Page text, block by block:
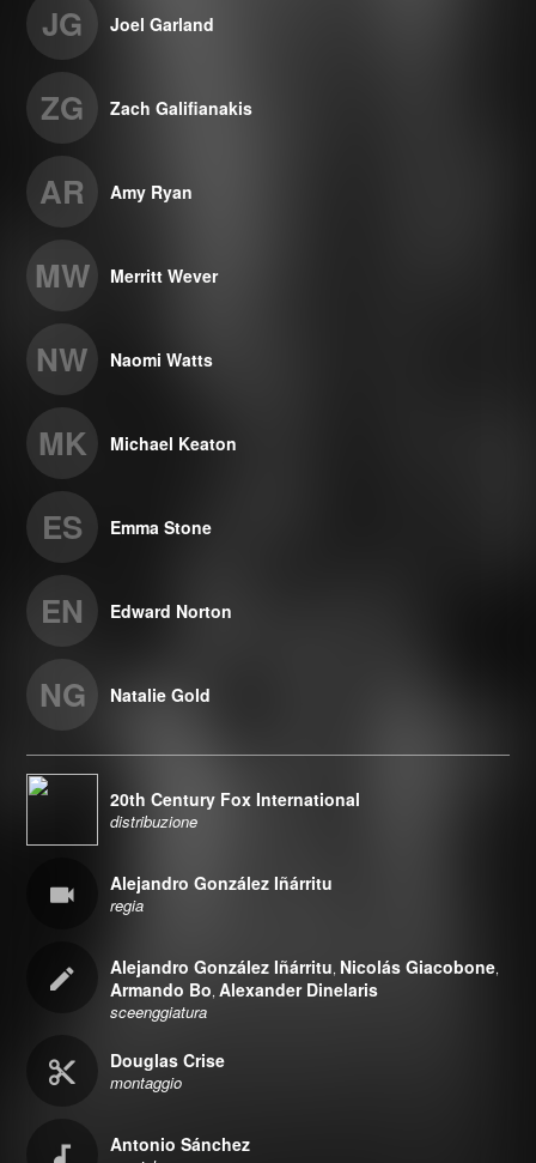
JG Joel Garland
ZG Zach Galifianakis
AR Amy Ryan
MW Merritt Wever
NW Naomi Watts
MK Michael Keaton
ES Emma Stone
EN Edward Norton
NG Natalie Gold
20th Century Fox International
distribuzione
Alejandro González Iñárritu
regia
Alejandro González Iñárritu, Nicolás Giacobone,
Armando Bo,Alexander Dinelaris
sceenggiatura
Douglas Crise
montaggio
Antonio Sánchez